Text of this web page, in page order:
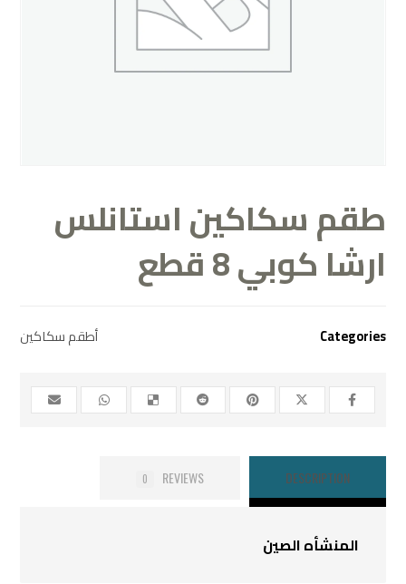
طقم سكاكين استانلس
ارشا كوبي 8 قطع
Categories أطقم سكاكين
DESCRIPTION
REVIEWS
0
المنشأه الصين